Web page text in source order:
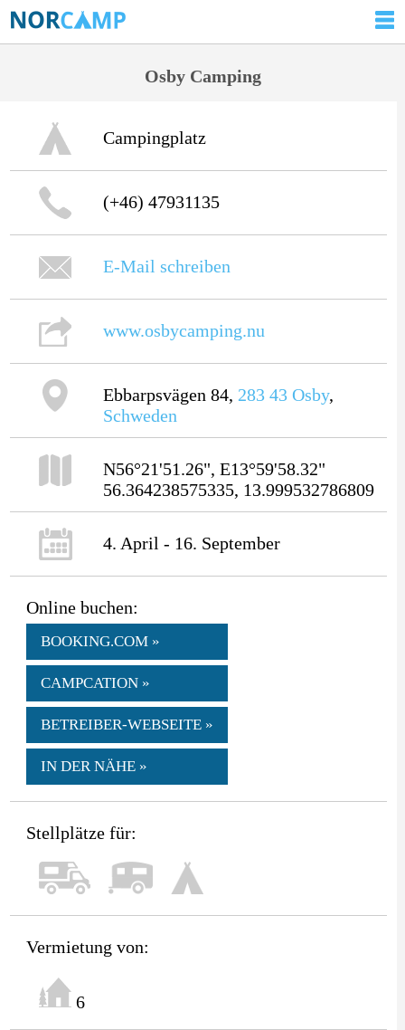
Osby Camping
Campingplatz
(+46) 47931135
E-Mail schreiben
www.osbycamping.nu
Ebbarpsvägen 84, 283 43 Osby,
Schweden
N56°21'51.26", E13°59'58.32"
56.364238575335, 13.999532786809
4. April - 16. September
Online buchen:
BOOKING.COM »
CAMPCATION »
BETREIBER-WEBSEITE »
IN DER NÄHE »
Stellplätze für:
Vermietung von:
6